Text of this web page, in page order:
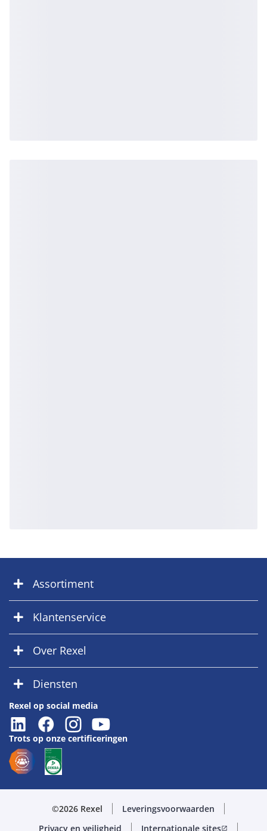
Assortiment
Klantenservice
Over Rexel
Diensten
Rexel op social media
Trots op onze certificeringen
©2026 Rexel
Leveringsvoorwaarden
Privacy en veiligheid
Internationale sitesopen_in_new